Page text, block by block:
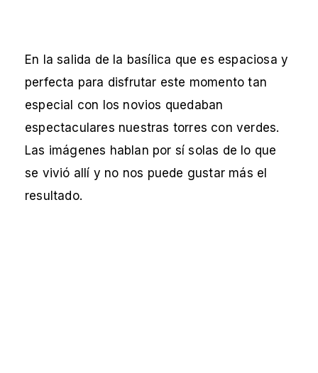
En la salida de la basílica que es espaciosa y
perfecta para disfrutar este momento tan
especial con los novios quedaban
espectaculares nuestras torres con verdes.
Las imágenes hablan por sí solas de lo que
se vivió allí y no nos puede gustar más el
resultado.